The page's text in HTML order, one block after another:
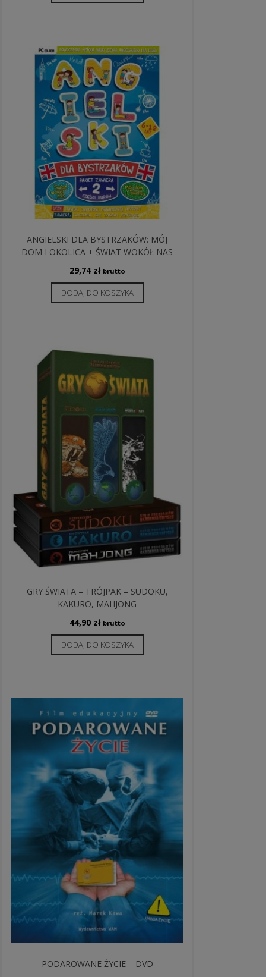
ANGIELSKI DLA BYSTRZAKÓW: MÓJ
DOM I OKOLICA + ŚWIAT WOKÓŁ NAS
29,74 zł brutto
DODAJ DO KOSZYKA
GRY ŚWIATA – TRÓJPAK – SUDOKU,
KAKURO, MAHJONG
44,90 zł brutto
DODAJ DO KOSZYKA
PODAROWANE ŻYCIE – DVD